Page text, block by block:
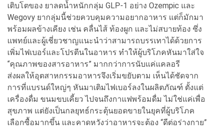
เติบโตของ ยาลดน้ำหนักกลุ่ม GLP-1 อย่าง Ozempic และ
Wegovy ยากลุ่มนี้ช่วยควบคุมความอยากอาหาร แต่ก็มักมา
พร้อมผลข้างเคียง เช่น คลื่นไส้ ท้องผูก และไม่สบายท้อง ซึ่ง
แพทย์และผู้เชี่ยวชาญแนะนำว่าสามารถบรรเทาได้ด้วยการ
เพิ่มไฟเบอร์และโปรตีนในอาหาร ทำให้ผู้บริโภคหันมาใส่ใจ
“คุณภาพของสารอาหาร” มากกว่าการนับแค่แคลอรี
ส่งผลให้อุตสาหกรรมอาหารจึงเริ่มขยับตาม เห็นได้ชัดจาก
การที่แบรนด์ใหญ่ๆ หันมาเติมไฟเบอร์ลงในผลิตภัณฑ์ ตั้งแต่
เครื่องดื่ม ขนมขบเคี้ยว ไปจนถึงกาแฟพร้อมดื่ม ไม่ใช่แค่เพื่อ
สุขภาพ แต่ยังเป็นกลยุทธ์กระตุ้นยอดขายในยุคที่ผู้บริโภค
เลือกซื้อมากขึ้น และคาดหวังว่าอาหารจะต้อง “ดีต่อร่างกาย”